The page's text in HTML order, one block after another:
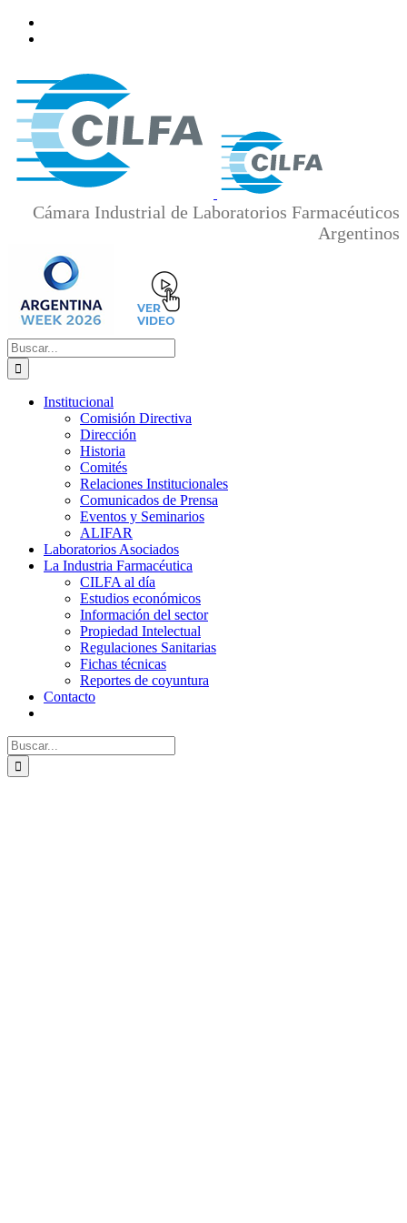
Saltar
Cámara Industrial de Laboratorios Farmacéuticos
Argentinos
Buscar:
Institucional
Comisión Directiva
Dirección
Historia
Comités
Relaciones Institucionales
Comunicados de Prensa
Eventos y Seminarios
ALIFAR
Laboratorios Asociados
La Industria Farmacéutica
CILFA al día
Estudios económicos
Información del sector
Propiedad Intelectual
Regulaciones Sanitarias
Fichas técnicas
Reportes de coyuntura
Contacto
Buscar: